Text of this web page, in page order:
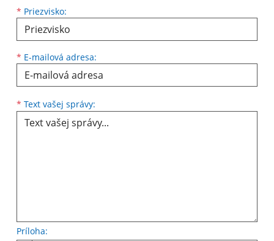
* Priezvisko:
* E-mailová adresa:
* Text vašej správy:
Príloha: